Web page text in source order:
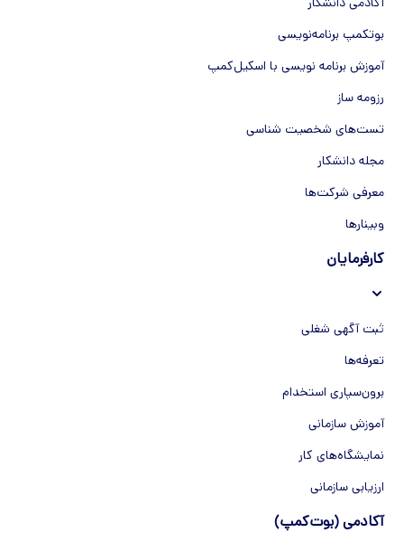
آکادمی دانشکار
بوتکمپ برنامه‌نویسی
آموزش برنامه نویسی با اسکیل‌کمپ
رزومه ساز
تست‌های شخصیت شناسی
مجله دانشکار
معرفی شرکت‌ها
وبینار‌‌ها
کارفرمایان
ثبت آگهی شغلی
تعرفه‌ها
برون‌سپاری استخدام
آموزش سازمانی
نمایشگاه‌های کار
ارزیابی سازمانی
آکادمی (بوت‌کمپ)